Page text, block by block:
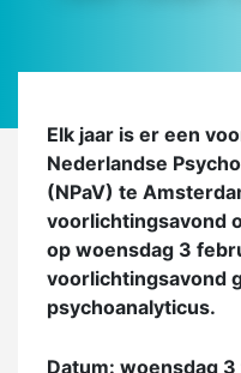
Elk jaar is er een
Nederlandse
(NPaV) te
voorlichtingsavond
op woensdag 3
voorlichtingsavond
psychoanalyticus.
Datum: woensdag